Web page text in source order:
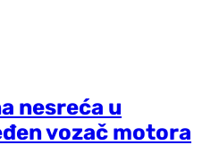
nesreća u
vozač motora